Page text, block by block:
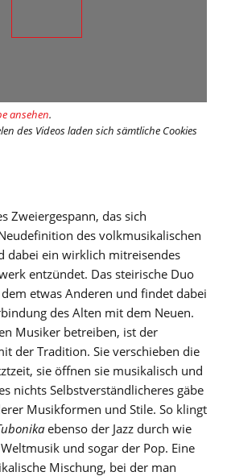
ansehen.
des Videos laden sich sämtliche Cookies
Zweiergespann, das sich
des volkmusikalischen
dabei ein wirklich mitreisendes
entzündet. Das steirische Duo
etwas Anderen und findet dabei
des Alten mit dem Neuen.
Musiker betreiben, ist der
der Tradition. Sie verschieben die
sie öffnen sie musikalisch und
nichts Selbstverständlicheres gäbe
Musikformen und Stile. So klingt
ebenso der Jazz durch wie
und sogar der Pop. Eine
Mischung, bei der man